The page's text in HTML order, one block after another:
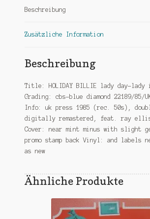
Beschreibung
Zusätzliche Information
Beschreibung
Title: HOLIDAY BILLIE lady day-
Grading: cbs-blue diamond 22189/85/
Info: uk press 1985 (rec. 50s),
digitally remastered, feat. ray ellis
Cover: near mint minus with slight
promo stamp back Vinyl: and labels
as new
Ähnliche Produkte